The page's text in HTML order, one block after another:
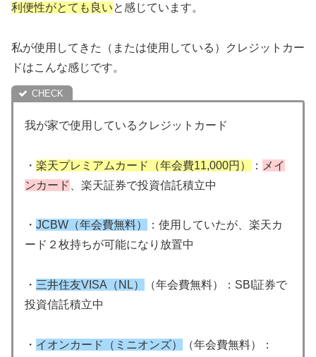
利便性がとても良いと感じています。
私が使用してきた（または使用している）クレジットカー
ドはこんな感じです。
我が家で使用しているクレジットカード
・ 楽天プレミアムカード（年会費11,000円） ：
メイ
ンカード
、楽天証券で投資信託積立中
・ JCBW（年会費無料）
：使用していたが、楽天カ
ード２枚持ちが可能になり放置中
・ 三井住友VISA（NL）
（年会費無料）：SBI証券で
投資信託積立中
・ イオンカード（ミニオンズ）
（年会費無料）：